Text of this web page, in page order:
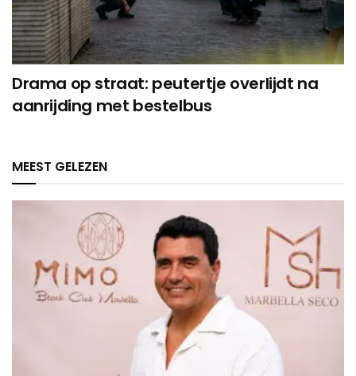
Drama op straat: peutertje overlijdt na
aanrijding met bestelbus
MEEST GELEZEN